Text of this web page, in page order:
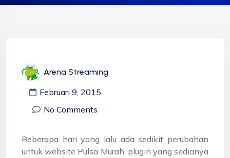
Arena Streaming
Februari 9, 2015
No Comments
Beberapa hari yang lalu ada sedikit perubahan
untuk website Pulsa Murah, plugin yang sedianya